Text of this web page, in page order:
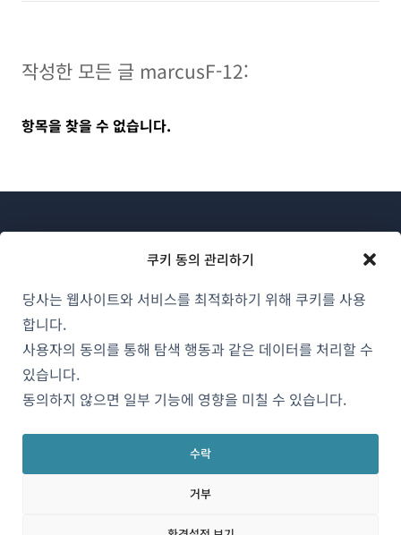
쿠키 동의 관리하기
당사는 웹사이트와 서비스를 최적화하기 위해 쿠키를 사용
합니다.
사용자의 동의를 통해 탐색 행동과 같은 데이터를 처리할 수
있습니다.
동의하지 않으면 일부 기능에 영향을 미칠 수 있습니다.
수락
거부
작성한 모든 글 marcusF-12:
항목을 찾을 수 없습니다.
OnTheGoSystems Limited
한국어
WPML 소개
GDPR 및 개인정보 처리방침
창
열
(새
창
서
(새
창
에
서
열
(새
창
서